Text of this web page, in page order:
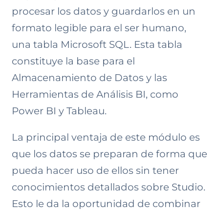
procesar los datos y guardarlos en un
formato legible para el ser humano,
una tabla Microsoft SQL. Esta tabla
constituye la base para el
Almacenamiento de Datos y las
Herramientas de Análisis BI, como
Power BI y Tableau.
La principal ventaja de este módulo es
que los datos se preparan de forma que
pueda hacer uso de ellos sin tener
conocimientos detallados sobre Studio.
Esto le da la oportunidad de combinar